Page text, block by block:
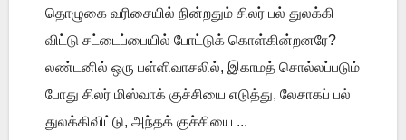
தொழுகை வரிசையில் நின்றதும் சிலர் பல் துலக்கி
விட்டு சட்டைப்பையில் போட்டுக் கொள்கின்றனரே?
லண்டனில் ஒரு பள்ளிவாசலில், இகாமத் சொல்லப்படும்
போது சிலர் மிஸ்வாக் குச்சியை எடுத்து, லேசாகப் பல்
துலக்கிவிட்டு, அந்தக் குச்சியை ...